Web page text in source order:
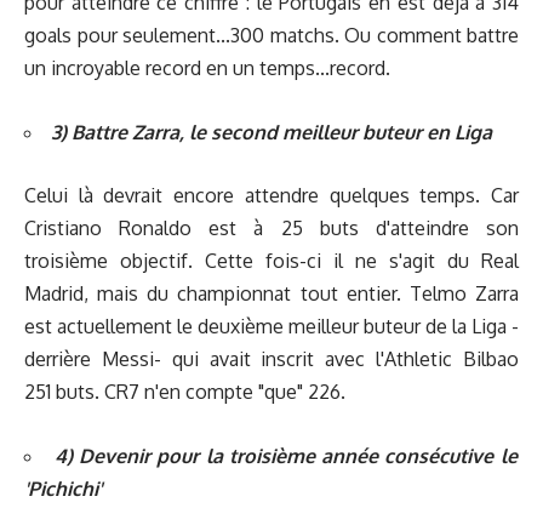
goals pour seulement...300 matchs. Ou comment battre
un incroyable record en un temps...record.
3) Battre Zarra, le second meilleur buteur en Liga
Celui là devrait encore attendre quelques temps. Car
Cristiano Ronaldo est à 25 buts d'atteindre son
troisième objectif. Cette fois-ci il ne s'agit du Real
Madrid, mais du championnat tout entier. Telmo Zarra
est actuellement le deuxième meilleur buteur de la Liga -
derrière Messi- qui avait inscrit avec l'Athletic Bilbao
251 buts. CR7 n'en compte "que" 226.
4) Devenir pour la troisième année consécutive le
'Pichichi'